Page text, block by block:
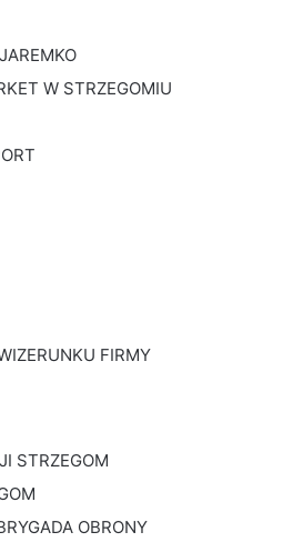
W STRZEGOMIU
FIRMY
STRZEGOM
OBRONY